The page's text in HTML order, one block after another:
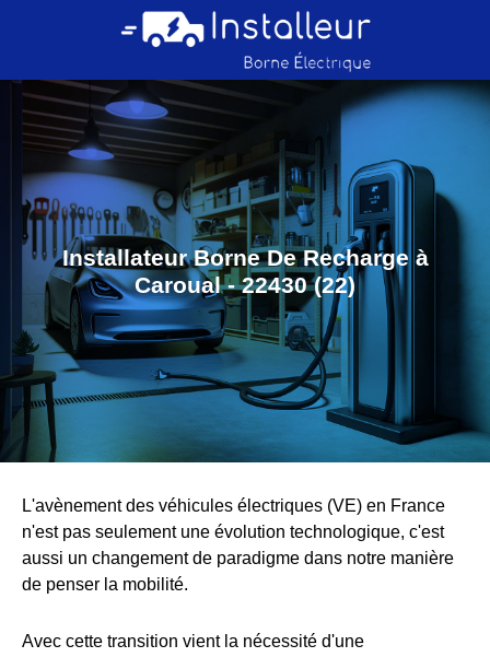
Installateur Borne De Recharge à
Caroual - 22430 (22)
L'avènement des véhicules électriques (VE) en France
n'est pas seulement une évolution technologique, c'est
aussi un changement de paradigme dans notre manière
de penser la mobilité.
Avec cette transition vient la nécessité d'une